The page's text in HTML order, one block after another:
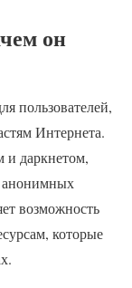
он
пользователей,
Интернета.
даркнетом,
анонимных
возможность
которые